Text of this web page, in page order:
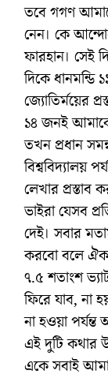
তবে গগণ
নেন। কে
ফারহান। সেই
দিকে ধানমন্ডি
জ্যোতির্ময়ের
১৪ জনই আমাকে
তখন প্রধান
বিশ্ববিদ্যালয়
লেখার প্রস্তাব
ভাইরা যেসব
দেই। সবার
করবো বলে
৭.৫ শতাংশ
ফিরে যাব, না
না হওয়া
এই দুটি কথার
একে সবাই